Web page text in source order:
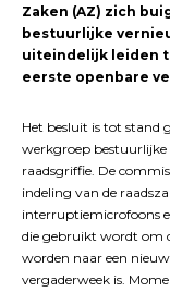
Zaken (AZ) zich
bestuurlijke
uiteindelijk leiden
eerste openbare
Het besluit is tot stand
werkgroep bestuurlijke
raadsgriffie. De
indeling van de
interruptiemicrofoons
die gebruikt wordt om
worden naar een
vergaderweek is.